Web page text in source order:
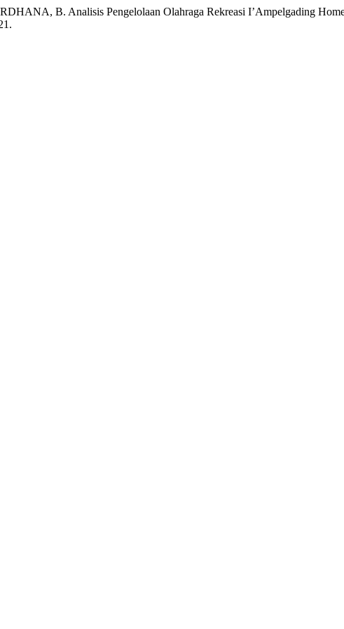
B. Analisis Pengelolaan Olahraga Rekreasi I’Ampelgading